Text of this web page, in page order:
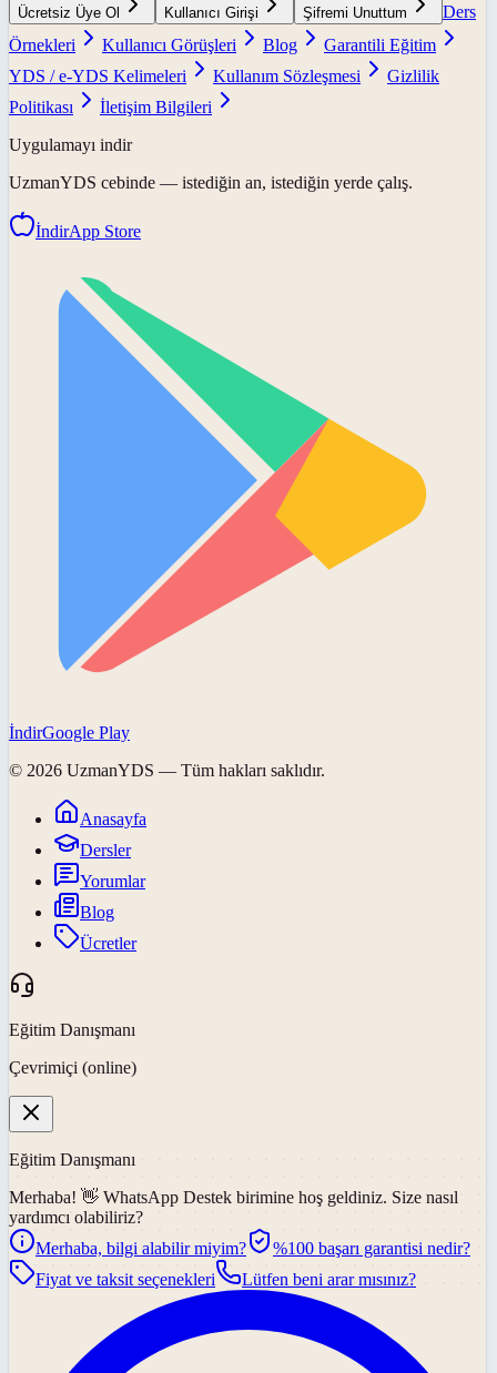
Ücretsiz Üye Ol Kullanıcı Girişi Şifremi Unuttum
Ders
Örnekleri
Kullanıcı Görüşleri Blog
Garantili Eğitim
YDS / e-YDS Kelimeleri
Kullanım Sözleşmesi
Gizlilik
Politikası
İletişim Bilgileri
Uygulamayı indir
UzmanYDS cebinde — istediğin an, istediğin yerde çalış.
İndirApp Store
İndirGoogle Play
© 2026 UzmanYDS — Tüm hakları saklıdır.
Anasayfa
Dersler
Yorumlar
Blog
Ücretler
Eğitim Danışmanı
Çevrimiçi (online)
Eğitim Danışmanı
Merhaba! 👋 WhatsApp Destek birimine hoş geldiniz. Size nasıl
yardımcı olabiliriz?
Merhaba, bilgi alabilir miyim?
%100 başarı garantisi nedir?
Fiyat ve taksit seçenekleri
Lütfen beni arar mısınız?